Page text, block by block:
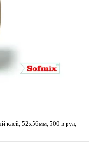
клей, 52х56мм, 500 в рул,